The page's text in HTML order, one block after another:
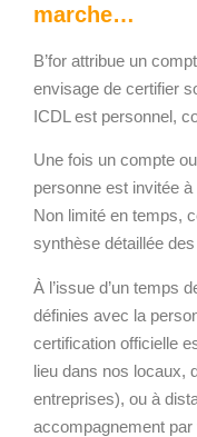
marche…
B’for attribue un
envisage de certifier
ICDL est personnel,
Une fois un compte
personne est invitée
Non limité en temps,
synthèse détaillée
À l’issue d’un temps
définies avec la
certification officielle
lieu dans nos locaux,
entreprises), ou à
accompagnement